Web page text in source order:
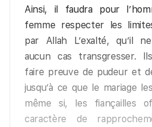
Ainsi, il faudra pour
femme respecter les
par Allah L’exalté, qu’il
aucun cas transgresser.
faire preuve de pudeur et
jusqu’à ce que le mariage
même si, les fiançailles
caractère de